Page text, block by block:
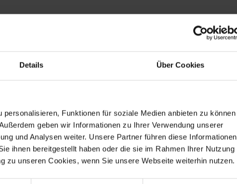
Details Über Cookies
Funktionen für soziale Medien anbieten zu können
geben wir Informationen zu Ihrer Verwendung unserer
und Analysen weiter. Unsere Partner führen diese Informationen
ihnen bereitgestellt haben oder die sie im Rahmen Ihrer Nutzung
zu unseren Cookies, wenn Sie unsere Webseite weiterhin nutzen.
suggestions